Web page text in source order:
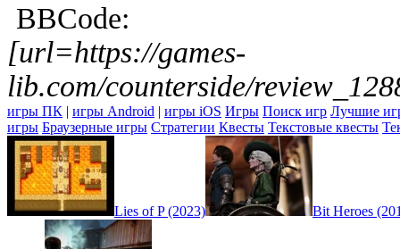
BBCode:
[url=https://games-
lib.com/counterside/
игры ПК | игры Android | игры iOS Игры Поиск игр Лучшие
игры Браузерные игры Стратегии Квесты Текстовые квесты
Lies of P (2023) Bit Heroes